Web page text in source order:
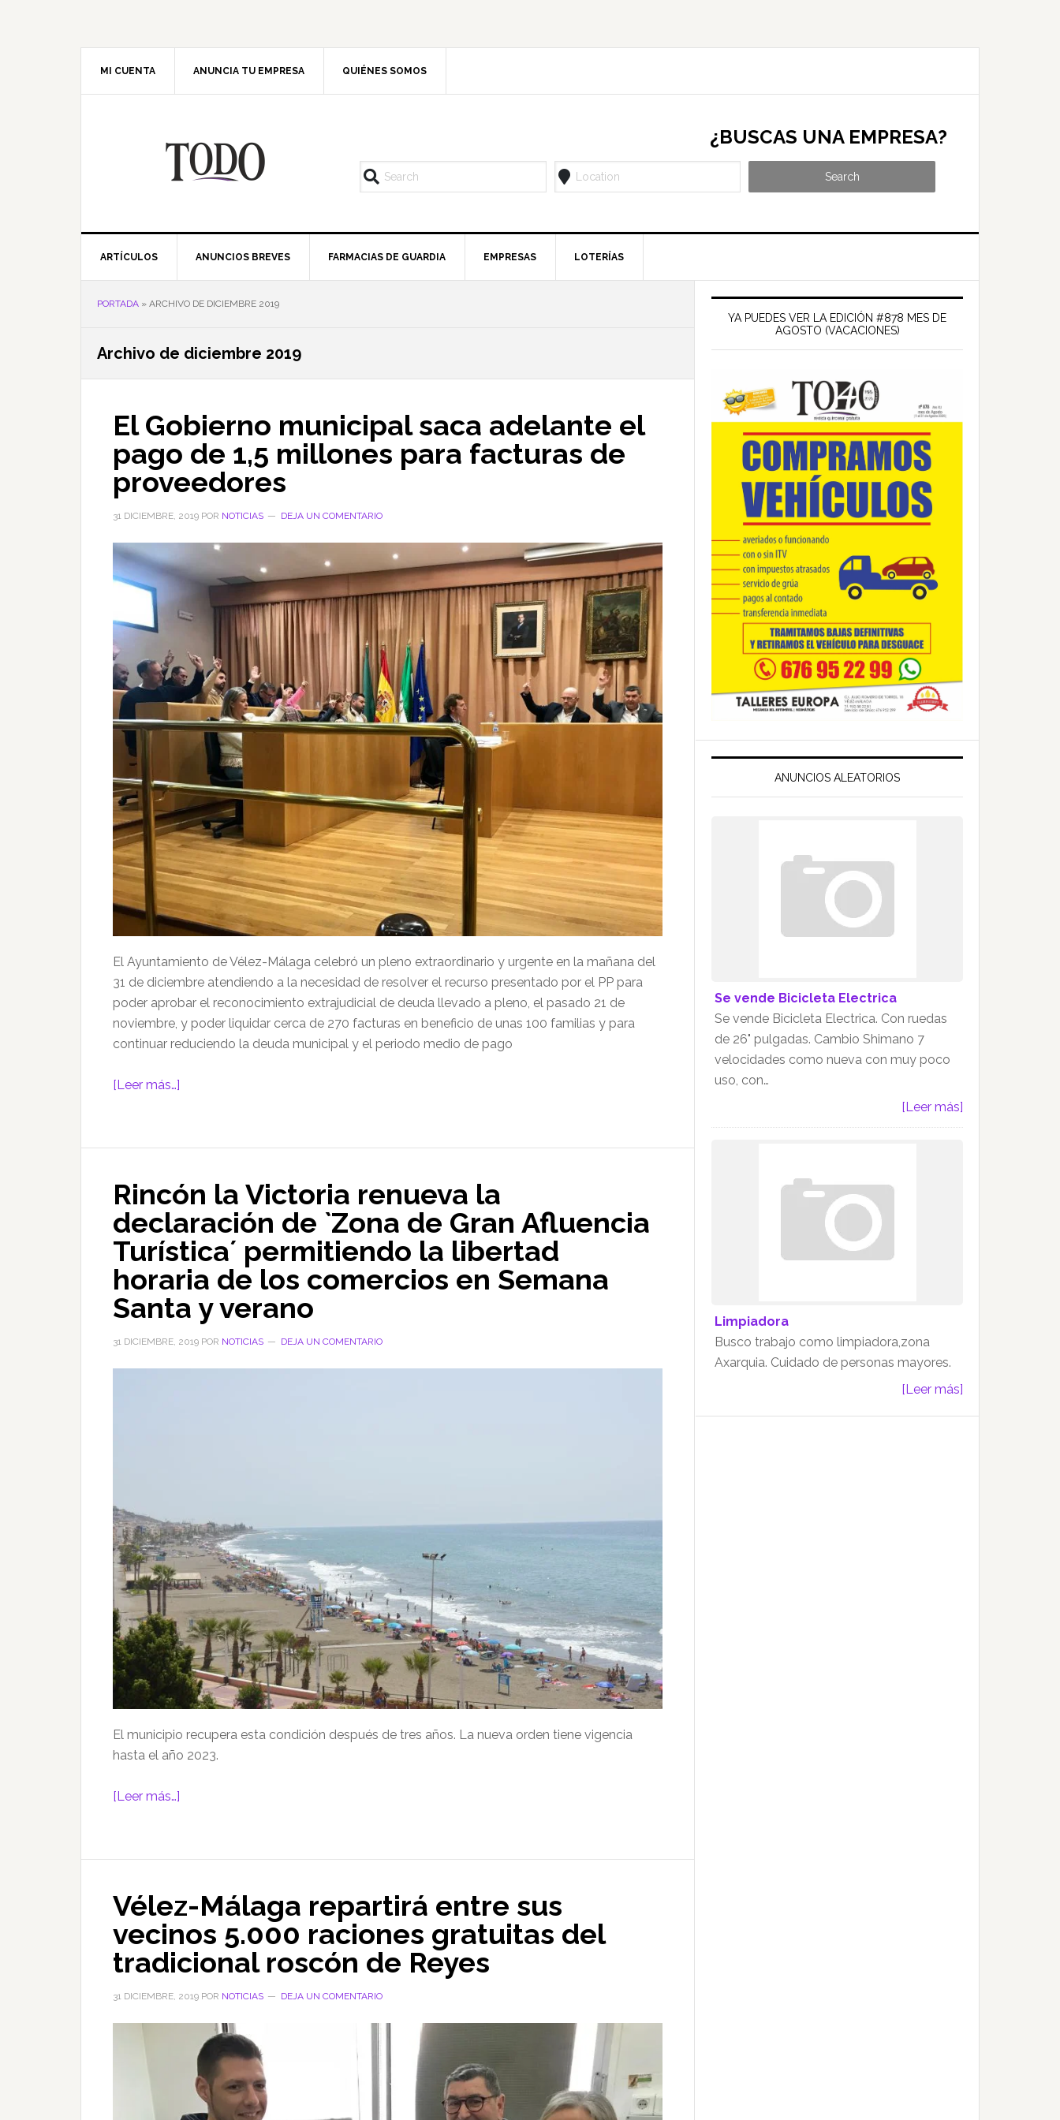
MI CUENTA ANUNCIA TU EMPRESA QUIÉNES SOMOS
¿BUSCAS UNA EMPRESA?
Search
ARTÍCULOS ANUNCIOS BREVES FARMACIAS DE GUARDIA EMPRESAS LOTERÍAS
PORTADA » ARCHIVO DE DICIEMBRE 2019
Archivo de diciembre 2019
El Gobierno municipal saca adelante el
pago de 1,5 millones para facturas de
proveedores
31 DICIEMBRE, 2019 POR NOTICIAS DEJA UN COMENTARIO
El Ayuntamiento de Vélez-Málaga celebró un pleno extraordinario y urgente en la mañana del
31 de diciembre atendiendo a la necesidad de resolver el recurso presentado por el PP para
poder aprobar el reconocimiento extrajudicial de deuda llevado a pleno, el pasado 21 de
noviembre, y poder liquidar cerca de 270 facturas en beneficio de unas 100 familias y para
continuar reduciendo la deuda municipal y el periodo medio de pago
[Leer más…]
Gobierno
saca
adelante
el
pago
de
1,5
millones
facturas
de
Rincón la Victoria renueva la
declaración de `Zona de Gran Afluencia
Turística´ permitiendo la libertad
horaria de los comercios en Semana
Santa y verano
31 DICIEMBRE, 2019 POR NOTICIAS DEJA UN COMENTARIO
El municipio recupera esta condición después de tres años. La nueva orden tiene vigencia
hasta el año 2023.
[Leer más…]
la
renueva
la
declaración
de
de
Gran
Afluencia
Turística
permitiendo
Vélez-Málaga repartirá entre sus
vecinos 5.000 raciones gratuitas del
tradicional roscón de Reyes
31 DICIEMBRE, 2019 POR NOTICIAS DEJA UN COMENTARIO
Barra
lateral
principal
YA PUEDES VER LA EDICIÓN #878 MES DE
AGOSTO (VACACIONES)
ANUNCIOS ALEATORIOS
Se vende Bicicleta Electrica
Se vende Bicicleta Electrica. Con ruedas
de 26" pulgadas. Cambio Shimano 7
velocidades como nueva con muy poco
uso, con…
[Leer más]
Limpiadora
Busco trabajo como limpiadora,zona
Axarquia. Cuidado de personas mayores.
[Leer más]